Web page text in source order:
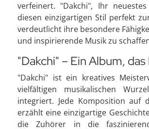
verfeinert. "Dakchi", Ihr
diesen einzigartigen Stil perfekt
verdeutlicht ihre besondere
und inspirierende Musik zu
"Dakchi" – Ein Album,
"Dakchi" ist ein kreatives
vielfältigen musikalischen
integriert. Jede Komposition auf
erzählt eine einzigartige
die Zuhörer in die